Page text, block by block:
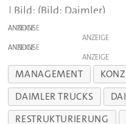
(Bild: Daimler)
ANZEIGE
ANZEIGE
ANZEIGE
ANZEIGE
MANAGEMENT
DAIMLER TRUCKS
RESTRUKTURIERUNG